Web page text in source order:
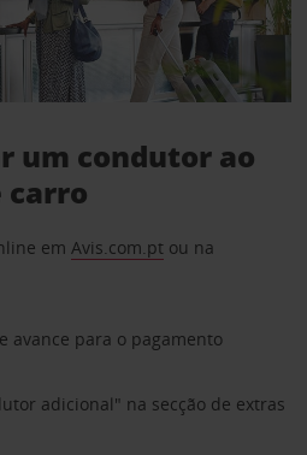
um condutor ao
carro
em Avis.com.ptou na
avance para o pagamento
adicional" na secção de extras